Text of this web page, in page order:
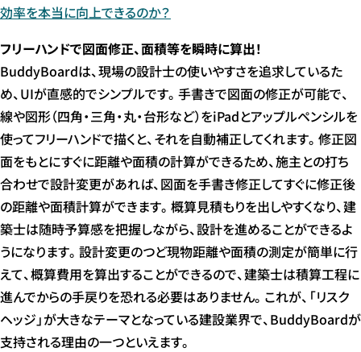
効率を本当に向上できるのか？
フリーハンドで図面修正、面積等を瞬時に算出！
BuddyBoardは、現場の設計士の使いやすさを追求しているた
め、UIが直感的でシンプルです。手書きで図面の修正が可能で、
線や図形（四角・三角・丸・台形など）をiPadとアップルペンシルを
使ってフリーハンドで描くと、それを自動補正してくれます。修正図
面をもとにすぐに距離や面積の計算ができるため、施主との打ち
合わせで設計変更があれば、図面を手書き修正してすぐに修正後
の距離や面積計算ができます。概算見積もりを出しやすくなり、建
築士は随時予算感を把握しながら、設計を進めることができるよ
うになります。設計変更のつど現物距離や面積の測定が簡単に行
えて、概算費用を算出することができるので、建築士は積算工程に
進んでからの手戻りを恐れる必要はありません。これが、「リスク
ヘッジ」が大きなテーマとなっている建設業界で、BuddyBoardが
支持される理由の一つといえます。